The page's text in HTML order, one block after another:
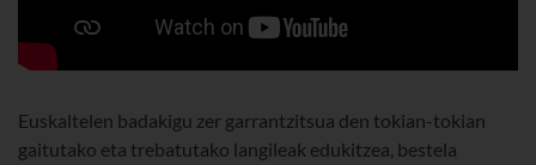
Euskaltelen badakigu zer garrantzitsua den tokian-tokian
gaitutako eta trebatutako langileak edukitzea, bestela